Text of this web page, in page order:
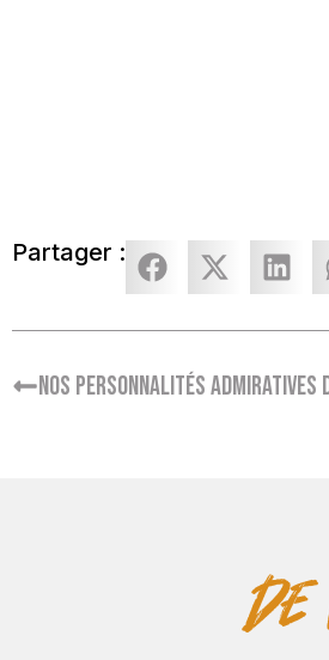
Partager :
Nos personnalités